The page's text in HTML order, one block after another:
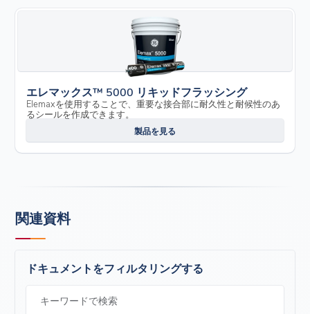
エレマックス™ 5000 リキッドフラッシング
Elemaxを使用することで、重要な接合部に耐久性と耐候性のあ
るシールを作成できます。
製品を見る
関連資料
ドキュメントをフィルタリングする
キーワードで検索